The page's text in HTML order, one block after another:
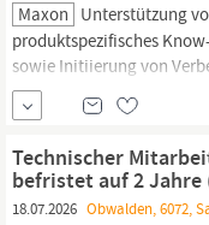
Maxon Unterstützung
produktspezifisches
sowie Initiierung von
Produktabkündigungen
Projekten zur
Profil Abgeschlossenes
Technischer
befristet auf 2
18.07.2026 Obwalden, 6072,